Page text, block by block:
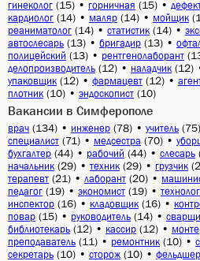
гинеколог (15) • горничная (15) •
кардиолог (14) • маляр (14) • мойщик
реаниматолог (14) • статистик (14) •
автослесарь (13) • бригадир (13) •
полицейский (13) • рентгенолаборант
делопроизводитель (12) • наладчик (12)
упаковщик (12) • фармацевт (12) •
плотник (10) • эндоскопист (10)
Вакансии в Симферополе
врач (134) • инженер (78) • учитель (75)
специалист (71) • медсестра (70) •
бухгалтер (44) • рабочий (44) • слесарь
начальник (29) • техник (29) • грузчик
терапевт (21) • лаборант (20) •
педагог (19) • экономист (19) • технолог
инспектор (16) • кладовщик (16) •
повар (15) • руководитель (14) •
библиотекарь (12) • кассир (12) •
преподаватель (11) • ремонтник (10) •
секретарь (10) • сторож (10) • фельдшер